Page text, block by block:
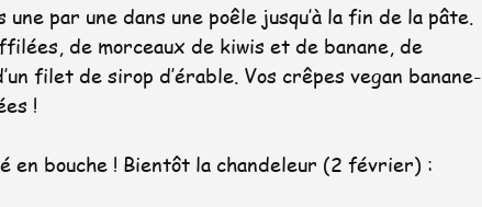
par une dans une poêle jusqu’à la fin de la pâte.
de morceaux de kiwis et de banane, de
filet de sirop d’érable. Vos crêpes vegan banane-
!
en bouche ! Bientôt la chandeleur (2 février) :